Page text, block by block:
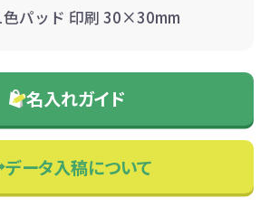
色パッド 印刷 30×30mm
名入れガイド
データ入稿について